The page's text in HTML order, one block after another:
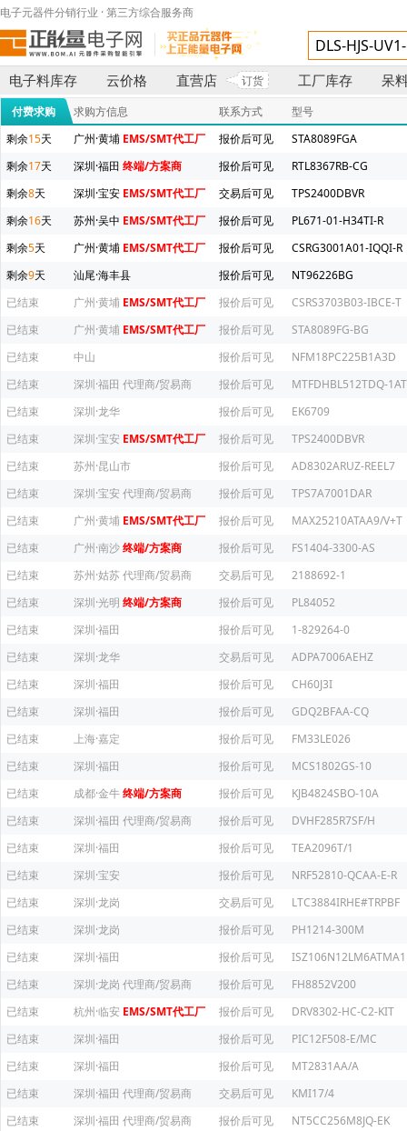
电子元器件分销行业 · 第三方综合服务商
电子料库存 云价格 直营店 订货 工厂库存 呆
付费求购 求购方信息 联系方式
型号
剩余15天 广州·黄埔 EMS/SMT代工厂 报价后可见
STA8089FGA
剩余17天 深圳·福田 终端/方案商 报价后可见
RTL8367RB-CG
剩余8天 深圳·宝安 EMS/SMT代工厂 交易后可见
TPS2400DBVR
剩余16天 苏州·吴中 EMS/SMT代工厂 报价后可见
PL671-01-H34TI-R
剩余5天 广州·黄埔 EMS/SMT代工厂 报价后可见
CSRG3001A01-IQQI-R
剩余9天 汕尾·海丰县 报价后可见
NT96226BG
已结束
广州·黄埔 EMS/SMT代工厂 报价后可见
CSRS3703B03-IBCE-T
已结束
广州·黄埔 EMS/SMT代工厂 报价后可见
STA8089FG-BG
已结束
中山 报价后可见
NFM18PC225B1A3D
已结束
深圳·福田 代理商/贸易商 报价后可见
MTFDHBL512TDQ-
已结束
深圳·龙华 报价后可见
EK6709
已结束
深圳·宝安 EMS/SMT代工厂 报价后可见
TPS2400DBVR
已结束
苏州·昆山市 报价后可见
AD8302ARUZ-REEL7
已结束
深圳·宝安 代理商/贸易商 报价后可见
TPS7A7001DAR
已结束
广州·黄埔 EMS/SMT代工厂 报价后可见
MAX25210ATAA9/V+T
已结束
广州·南沙终端/方案商 报价后可见
FS1404-3300-AS
已结束
苏州·姑苏代理商/贸易商 交易后可见
2188692-1
已结束
深圳·光明 终端/方案商 报价后可见
PL84052
已结束
深圳·福田 报价后可见
1-829264-0
已结束
深圳·龙华 交易后可见
ADPA7006AEHZ
已结束
深圳·福田 报价后可见
CH60J3I
已结束
深圳·福田 报价后可见
GDQ2BFAA-CQ
已结束
上海·嘉定 报价后可见
FM33LE026
已结束
深圳·福田 报价后可见
MCS1802GS-10
已结束
成都·金牛终端/方案商 报价后可见
KJB4824SBO-10A
已结束
深圳·福田 代理商/贸易商 报价后可见
DVHF285R7SF/H
已结束
深圳·福田 报价后可见
TEA2096T/1
已结束
深圳·宝安 报价后可见
NRF52810-QCAA-E-R
已结束
深圳·龙岗 交易后可见
LTC3884IRHE#TRPBF
已结束
深圳·龙岗 报价后可见
PH1214-300M
已结束
深圳·福田 报价后可见
ISZ106N12LM6ATMA1
已结束
深圳·龙岗 代理商/贸易商 报价后可见
FH8852V200
已结束
杭州·临安 EMS/SMT代工厂 报价后可见
DRV8302-HC-C2-KIT
已结束
深圳·福田 报价后可见
PIC12F508-E/MC
已结束
深圳·福田 报价后可见
MT2831AA/A
已结束
深圳·福田 代理商/贸易商 交易后可见
KMI17/4
已结束
深圳·福田 代理商/贸易商 报价后可见
NT5CC256M8JQ-EK